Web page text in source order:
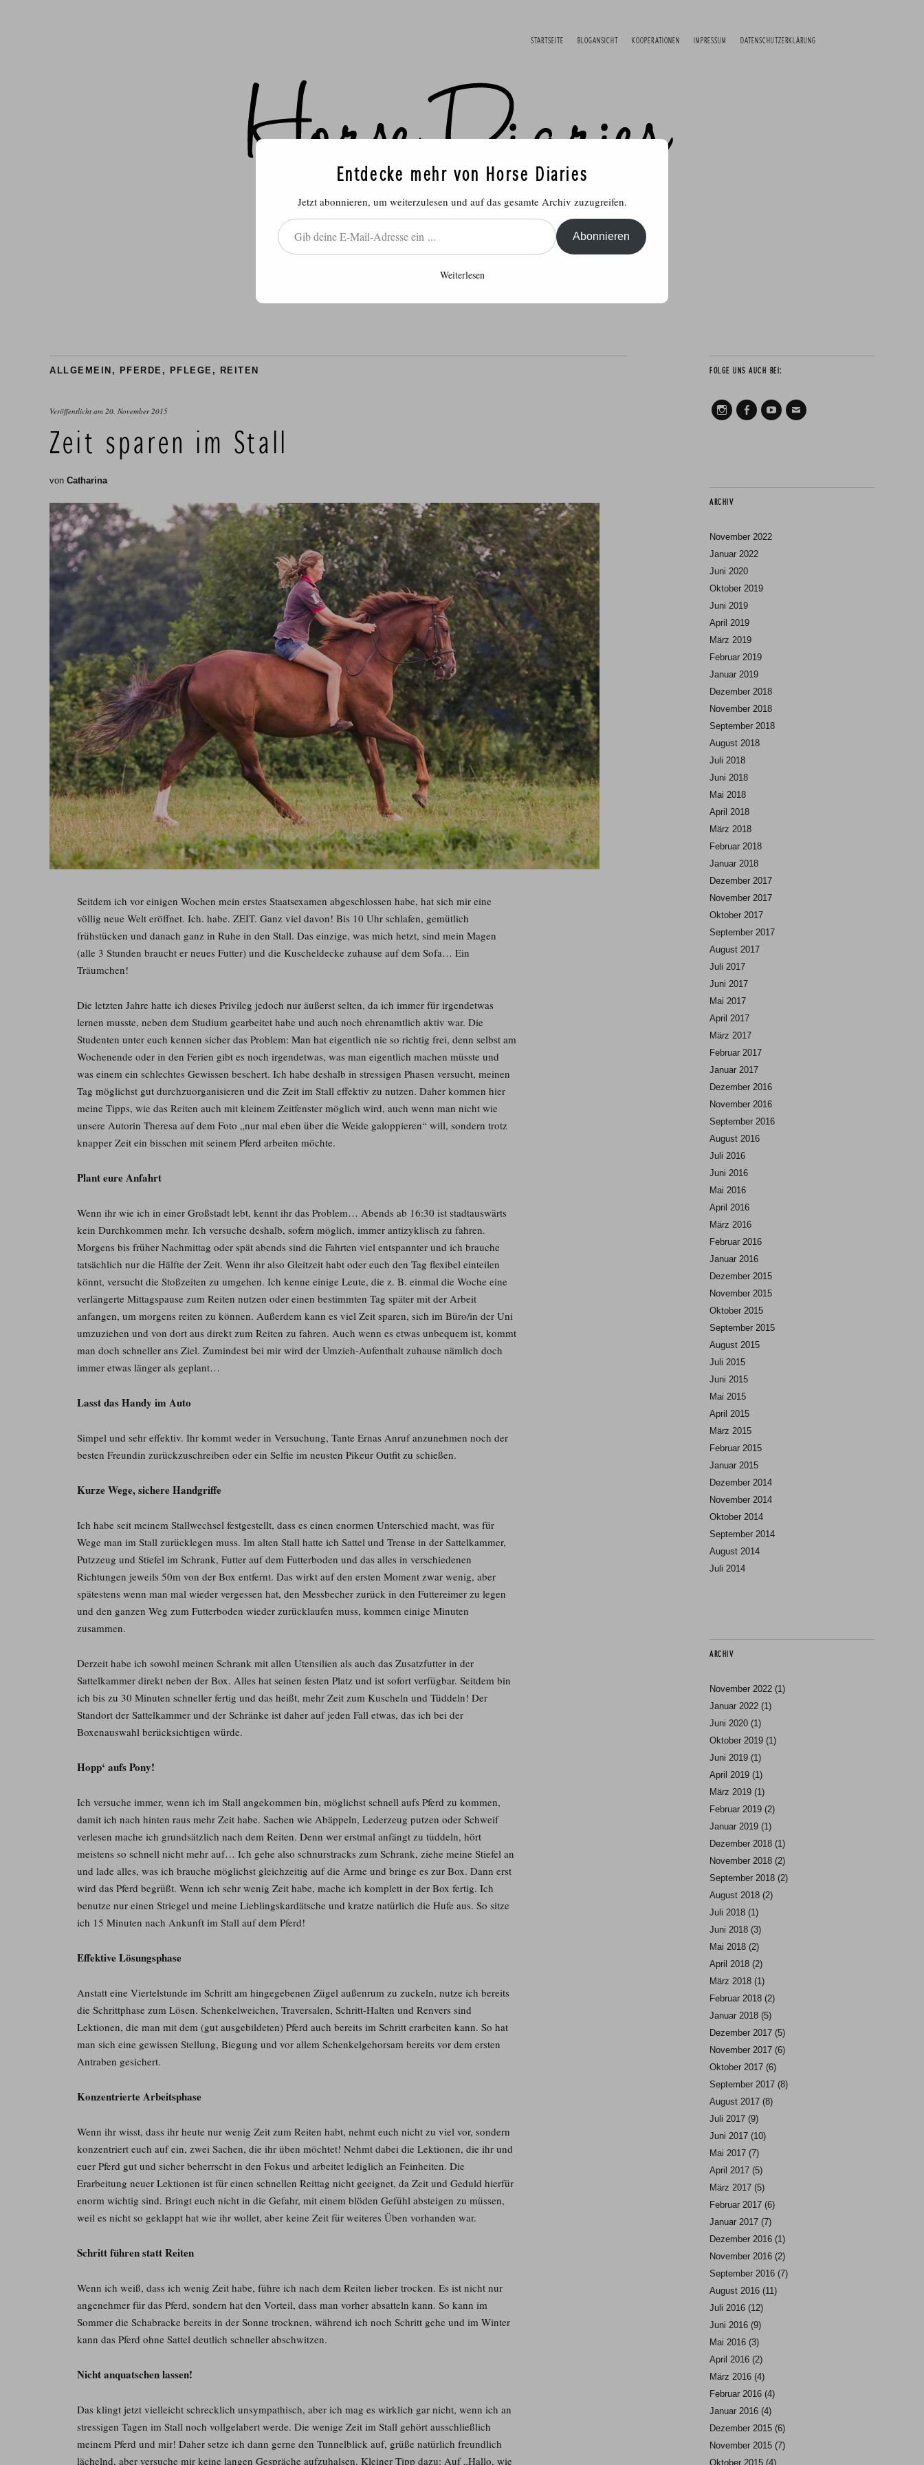
STARTSEITE BLOGANSICHT KOOPERATIONEN IMPRESSUM DATENSCHUTZERKLÄRUNG
Rund ums Pferd
ALLGEMEIN , PFERDE , PFLEGE , REITEN
Veröffentlicht am 20. November 2015
Zeit sparen im Stall
von Catharina
Seitdem ich vor einigen Wochen mein erstes Staatsexamen abgeschlossen habe, hat sich mir eine
völlig neue Welt eröffnet. Ich. habe. ZEIT. Ganz viel davon! Bis 10 Uhr schlafen, gemütlich
frühstücken und danach ganz in Ruhe in den Stall. Das einzige, was mich hetzt, sind mein Magen
(alle 3 Stunden braucht er neues Futter) und die Kuscheldecke zuhause auf dem Sofa… Ein
Träumchen!
Die letzten Jahre hatte ich dieses Privileg jedoch nur äußerst selten, da ich immer für irgendetwas
lernen musste, neben dem Studium gearbeitet habe und auch noch ehrenamtlich aktiv war. Die
Studenten unter euch kennen sicher das Problem: Man hat eigentlich nie so richtig frei, denn selbst am
Wochenende oder in den Ferien gibt es noch irgendetwas, was man eigentlich machen müsste und
was einem ein schlechtes Gewissen beschert. Ich habe deshalb in stressigen Phasen versucht, meinen
Tag möglichst gut durchzuorganisieren und die Zeit im Stall effektiv zu nutzen. Daher kommen hier
meine Tipps, wie das Reiten auch mit kleinem Zeitfenster möglich wird, auch wenn man nicht wie
unsere Autorin Theresa auf dem Foto „nur mal eben über die Weide galoppieren“ will, sondern trotz
knapper Zeit ein bisschen mit seinem Pferd arbeiten möchte.
Plant eure Anfahrt
Wenn ihr wie ich in einer Großstadt lebt, kennt ihr das Problem… Abends ab 16:30 ist stadtauswärts
kein Durchkommen mehr. Ich versuche deshalb, sofern möglich, immer antizyklisch zu fahren.
Morgens bis früher Nachmittag oder spät abends sind die Fahrten viel entspannter und ich brauche
tatsächlich nur die Hälfte der Zeit. Wenn ihr also Gleitzeit habt oder euch den Tag flexibel einteilen
könnt, versucht die Stoßzeiten zu umgehen. Ich kenne einige Leute, die z. B. einmal die Woche eine
verlängerte Mittagspause zum Reiten nutzen oder einen bestimmten Tag später mit der Arbeit
anfangen, um morgens reiten zu können. Außerdem kann es viel Zeit sparen, sich im Büro/in der Uni
umzuziehen und von dort aus direkt zum Reiten zu fahren. Auch wenn es etwas unbequem ist, kommt
man doch schneller ans Ziel. Zumindest bei mir wird der Umzieh-Aufenthalt zuhause nämlich doch
immer etwas länger als geplant…
Lasst das Handy im Auto
Simpel und sehr effektiv. Ihr kommt weder in Versuchung, Tante Ernas Anruf anzunehmen noch der
besten Freundin zurückzuschreiben oder ein Selfie im neusten Pikeur Outfit zu schießen.
Kurze Wege, sichere Handgriffe
Ich habe seit meinem Stallwechsel festgestellt, dass es einen enormen Unterschied macht, was für
Wege man im Stall zurücklegen muss. Im alten Stall hatte ich Sattel und Trense in der Sattelkammer,
Putzzeug und Stiefel im Schrank, Futter auf dem Futterboden und das alles in verschiedenen
Richtungen jeweils 50m von der Box entfernt. Das wirkt auf den ersten Moment zwar wenig, aber
spätestens wenn man mal wieder vergessen hat, den Messbecher zurück in den Futtereimer zu legen
und den ganzen Weg zum Futterboden wieder zurücklaufen muss, kommen einige Minuten
zusammen.
Derzeit habe ich sowohl meinen Schrank mit allen Utensilien als auch das Zusatzfutter in der
Sattelkammer direkt neben der Box. Alles hat seinen festen Platz und ist sofort verfügbar. Seitdem bin
ich bis zu 30 Minuten schneller fertig und das heißt, mehr Zeit zum Kuscheln und Tüddeln! Der
Standort der Sattelkammer und der Schränke ist daher auf jeden Fall etwas, das ich bei der
Boxenauswahl berücksichtigen würde.
Hopp‘ aufs Pony!
Ich versuche immer, wenn ich im Stall angekommen bin, möglichst schnell aufs Pferd zu kommen,
damit ich nach hinten raus mehr Zeit habe. Sachen wie Abäppeln, Lederzeug putzen oder Schweif
verlesen mache ich grundsätzlich nach dem Reiten. Denn wer erstmal anfängt zu tüddeln, hört
meistens so schnell nicht mehr auf… Ich gehe also schnurstracks zum Schrank, ziehe meine Stiefel an
und lade alles, was ich brauche möglichst gleichzeitig auf die Arme und bringe es zur Box. Dann erst
wird das Pferd begrüßt. Wenn ich sehr wenig Zeit habe, mache ich komplett in der Box fertig. Ich
benutze nur einen Striegel und meine Lieblingskardätsche und kratze natürlich die Hufe aus. So sitze
ich 15 Minuten nach Ankunft im Stall auf dem Pferd!
Effektive Lösungsphase
Anstatt eine Viertelstunde im Schritt am hingegebenen Zügel außenrum zu zuckeln, nutze ich bereits
die Schrittphase zum Lösen. Schenkelweichen, Traversalen, Schritt-Halten und Renvers sind
Lektionen, die man mit dem (gut ausgebildeten) Pferd auch bereits im Schritt erarbeiten kann. So hat
man sich eine gewissen Stellung, Biegung und vor allem Schenkelgehorsam bereits vor dem ersten
Antraben gesichert.
Konzentrierte Arbeitsphase
Wenn ihr wisst, dass ihr heute nur wenig Zeit zum Reiten habt, nehmt euch nicht zu viel vor, sondern
konzentriert euch auf ein, zwei Sachen, die ihr üben möchtet! Nehmt dabei die Lektionen, die ihr und
euer Pferd gut und sicher beherrscht in den Fokus und arbeitet lediglich an Feinheiten. Die
Erarbeitung neuer Lektionen ist für einen schnellen Reittag nicht geeignet, da Zeit und Geduld hierfür
enorm wichtig sind. Bringt euch nicht in die Gefahr, mit einem blöden Gefühl absteigen zu müssen,
weil es nicht so geklappt hat wie ihr wollet, aber keine Zeit für weiteres Üben vorhanden war.
Schritt führen statt Reiten
Wenn ich weiß, dass ich wenig Zeit habe, führe ich nach dem Reiten lieber trocken. Es ist nicht nur
angenehmer für das Pferd, sondern hat den Vorteil, dass man vorher absatteln kann. So kann im
Sommer die Schabracke bereits in der Sonne trocknen, während ich noch Schritt gehe und im Winter
kann das Pferd ohne Sattel deutlich schneller abschwitzen.
Nicht anquatschen lassen!
Das klingt jetzt vielleicht schrecklich unsympathisch, aber ich mag es wirklich gar nicht, wenn ich an
stressigen Tagen im Stall noch vollgelabert werde. Die wenige Zeit im Stall gehört ausschließlich
meinem Pferd und mir! Daher setze ich dann gerne den Tunnelblick auf, grüße natürlich freundlich
lächelnd, aber versuche mir keine langen Gespräche aufzuhalsen. Kleiner Tipp dazu: Auf „Hallo, wie
FOLGE UNS AUCH BEI:
ARCHIV
November 2022
Januar 2022
Juni 2020
Oktober 2019
Juni 2019
April 2019
März 2019
Februar 2019
Januar 2019
Dezember 2018
November 2018
September 2018
August 2018
Juli 2018
Juni 2018
Mai 2018
April 2018
März 2018
Februar 2018
Januar 2018
Dezember 2017
November 2017
Oktober 2017
September 2017
August 2017
Juli 2017
Juni 2017
Mai 2017
April 2017
März 2017
Februar 2017
Januar 2017
Dezember 2016
November 2016
September 2016
August 2016
Juli 2016
Juni 2016
Mai 2016
April 2016
März 2016
Februar 2016
Januar 2016
Dezember 2015
November 2015
Oktober 2015
September 2015
August 2015
Juli 2015
Juni 2015
Mai 2015
April 2015
März 2015
Februar 2015
Januar 2015
Dezember 2014
November 2014
Oktober 2014
September 2014
August 2014
Juli 2014
ARCHIV
November 2022 (1)
Januar 2022 (1)
Juni 2020 (1)
Oktober 2019 (1)
Juni 2019 (1)
April 2019 (1)
März 2019 (1)
Februar 2019 (2)
Januar 2019 (1)
Dezember 2018 (1)
November 2018 (2)
September 2018 (2)
August 2018 (2)
Juli 2018 (1)
Juni 2018 (3)
Mai 2018 (2)
April 2018 (2)
März 2018 (1)
Februar 2018 (2)
Januar 2018 (5)
Dezember 2017 (5)
November 2017 (6)
Oktober 2017 (6)
September 2017 (8)
August 2017 (8)
Juli 2017 (9)
Juni 2017 (10)
Mai 2017 (7)
April 2017 (5)
März 2017 (5)
Februar 2017 (6)
Januar 2017 (7)
Dezember 2016 (1)
November 2016 (2)
September 2016 (7)
August 2016 (11)
Juli 2016 (12)
Juni 2016 (9)
Mai 2016 (3)
April 2016 (2)
März 2016 (4)
Februar 2016 (4)
Januar 2016 (4)
Dezember 2015 (6)
November 2015 (7)
Oktober 2015 (4)
Entdecke mehr von Horse Diaries
Jetzt abonnieren, um weiterzulesen und auf das gesamte Archiv zuzugreifen.
Gib deine E-Mail-Adresse ein ...
Abonnieren
Weiterlesen